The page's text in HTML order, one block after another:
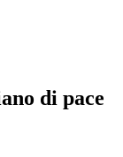
di pace